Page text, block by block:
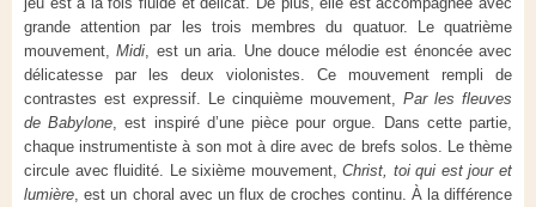
grande attention par les trois membres du quatuor. Le quatrième
mouvement,Midi , est un aria. Une douce mélodie est énoncée avec
délicatesse par les deux violonistes. Ce mouvement rempli de
contrastes est expressif. Le cinquième mouvement, Par les fleuves
de Babylone , est inspiré d’une pièce pour orgue. Dans cette partie,
chaque instrumentiste à son mot à dire avec de brefs solos. Le thème
circule avec fluidité. Le sixième mouvement,Christ, toi qui est jour et
lumière , est un choral avec un flux de croches continu. À la différence